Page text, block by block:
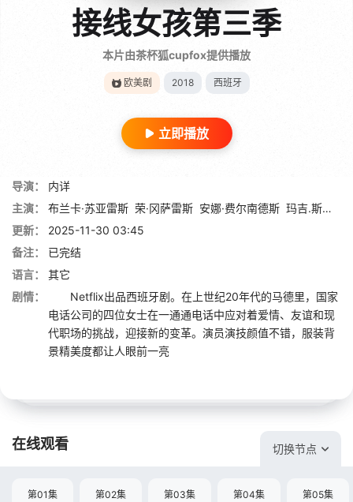
接线女孩第三季
本片由茶杯狐cupfox提供播放
欧美剧 2018 西班牙
立即播放
导演：
内详
主演：
布兰卡·苏亚雷斯 荣·冈萨雷斯 安娜·费尔南德斯 玛吉.斯班多斯
更新：
2025-11-30 03:45
备注：
已完结
语言：
其它
剧情：
Netflix出品西班牙剧。在上世纪20年代的马德里，国家
电话公司的四位女士在一通通电话中应对着爱情、友谊和现
代职场的挑战，迎接新的变革。演员演技颜值不错，服装背
景精美度都让人眼前一亮
在线观看 切换节点
第01集 第02集 第03集 第04集 第05集